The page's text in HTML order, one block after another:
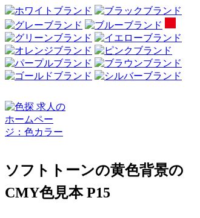
ソフトトーンの黄色背景の
CMY色見本 P15